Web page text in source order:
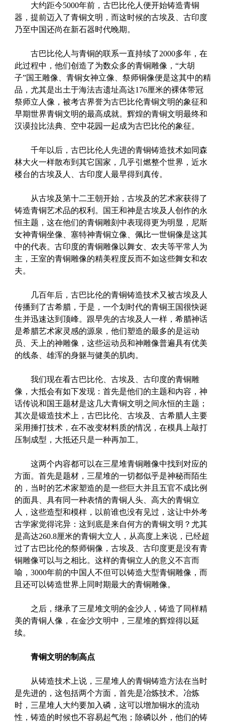
大约距今5000年前，古巴比伦人便开始铸造青铜
器，提前迈入了青铜文明，而这时候的古埃及、古印度
乃至中国还尚在新石器时代晚期。
古巴比伦人与青铜的联系一直持续了2000多年，在
此过程中，他们创造了为数众多的青铜雕像，“大胡
子”国王雕像、青铜女神立像、祭师铜像便是这其中的精
品，尤其是出土于海法吉遗址高达176厘米的裸体带冠
祭师立人像，被考古界誉为古巴比伦青铜文明的象征和
早期世界青铜文明的最高成就。辉煌的青铜文明最终和
汉谟拉比法典、空中花园一起成为古巴比伦的象征。
千年以后，古巴比伦人先进的青铜铸造技术如同森
林大火一样散布到其它国家，几乎引燃整个世界，近水
楼台的古埃及人、古印度人最早得到真传。
从古埃及第十二王朝开始，古埃及的艺术家获得了
铸造青铜艺术品的权利。国王和神是古埃及人创作的永
恒主题，这在他们的青铜雕刻中表现得更为明显，尼斯
女神青铜坐像、塞特神青铜立像、佩比一世铜像是这其
中的代表。古印度的青铜雕像以舞女、农夫等平常人为
主，王室的青铜雕像的精美程度反而不如这些舞女和农
夫。
几百年后，古巴比伦的青铜铸造技术又被古埃及人
传播到了古希腊，于是，一个划时代的青铜王国很快诞
生并迅速达到顶峰。跟早先的古埃及人一样，希腊神话
是希腊艺术家灵感的源泉，他们塑造的最多的是运动
员、天上的神雕像，这些运动员和神雕像普遍具有优美
的线条、雄浑的身躯与健美的肌肉。
我们现在看古巴比伦、古埃及、古印度的青铜雕
像，大抵会有如下发现：首先是他们的主题和内容，神
话传说和国王题材是这几大青铜文明之间永恒的主题；
其次是锻造技术上，古巴比伦、古埃及、古希腊人主要
采用捶打技术，在不改变材料质的情况，在模具上敲打
压制成型，大抵还只是一种再加工。
这两个内容都可以在三星堆青铜雕像中找到对应的
方面。首先是题材，三星堆的一切都似乎是神秘而陌生
的，当时的艺术家塑造的是一些巨大并且五官不成比例
的面具、具有同一种表情的青铜人头、高大的青铜立
人，这些造型和模样，以前谁也没有见过，这让中外考
古学家觉得诧异：这到底是来自何方的青铜文明？尤其
是高达260.8厘米的青铜大立人，从高度上来说，已经超
过了古巴比伦的祭师铜像，古埃及、古印度更是没有青
铜雕像可以与之相比。这样的青铜立人的意义不言而
喻，3000年前的中国人不但可以铸造大型青铜雕像，而
且还可以铸造世界上同时期最大的青铜雕像。
之后，继承了三星堆文明的金沙人，铸造了同样精
美的青铜人像，在金沙文明中，三星堆的辉煌得以延
续。
青铜文明的制高点
从铸造技术上说，三星堆人的青铜铸造方法在当时
是先进的，这包括两个方面，首先是冶炼技术。冶炼
时，三星堆人大约要加入磷，这可以增加铜水的流动
性，铸造的时候也不容易起气泡；除磷以外，他们的铸